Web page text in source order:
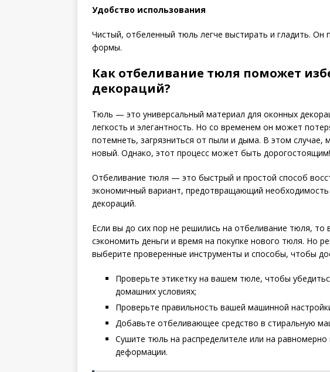
Удобство использования
Чистый, отбеленный тюль легче выстирать и гладить. Он
формы.
Как отбеливание тюля поможет
декораций?
Тюль — это универсальный материал для оконных
легкость и элегантность. Но со временем он может
потемнеть, загрязниться от пыли и дыма. В этом
новый. Однако, этот процесс может быть дорогостоящим!
Отбеливание тюля — это быстрый и простой способ
экономичный вариант, предотвращающий
декораций.
Если вы до сих пор не решились на отбеливание тюля,
сэкономить деньги и время на покупке нового тюля. Но
выберите проверенные инструменты и способы, чтобы
Проверьте этикетку на вашем тюле, чтобы
домашних условиях;
Проверьте правильность вашей машинной
Добавьте отбеливающее средство в стиральную
Сушите тюль на распределителе или на
деформации.